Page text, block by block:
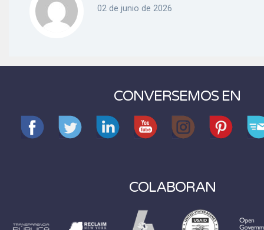
02 de junio de 2026
CONVERSEMOS EN
COLABORAN